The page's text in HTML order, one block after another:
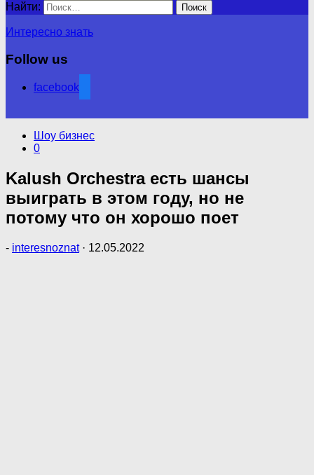
Найти:
Интересно знать
Follow us
facebook
Шоу бизнес
0
Kalush Orchestra есть шансы
выиграть в этом году, но не
потому что он хорошо поет
- interesnoznat · 12.05.2022